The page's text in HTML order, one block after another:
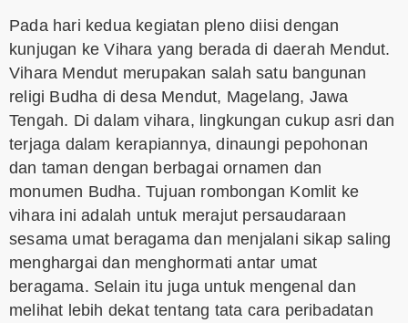
Pada hari kedua kegiatan pleno diisi dengan
kunjugan ke Vihara yang berada di daerah Mendut.
Vihara Mendut merupakan salah satu bangunan
religi Budha di desa Mendut, Magelang, Jawa
Tengah. Di dalam vihara, lingkungan cukup asri dan
terjaga dalam kerapiannya, dinaungi pepohonan
dan taman dengan berbagai ornamen dan
monumen Budha. Tujuan rombongan Komlit ke
vihara ini adalah untuk merajut persaudaraan
sesama umat beragama dan menjalani sikap saling
menghargai dan menghormati antar umat
beragama. Selain itu juga untuk mengenal dan
melihat lebih dekat tentang tata cara peribadatan